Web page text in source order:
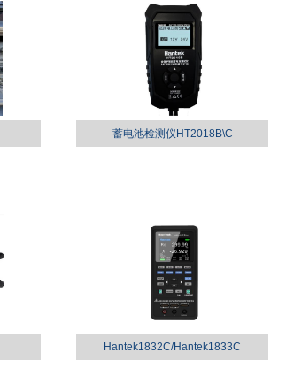
蓄电池检测仪HT2018B\C
Hantek1832C/Hantek1833C